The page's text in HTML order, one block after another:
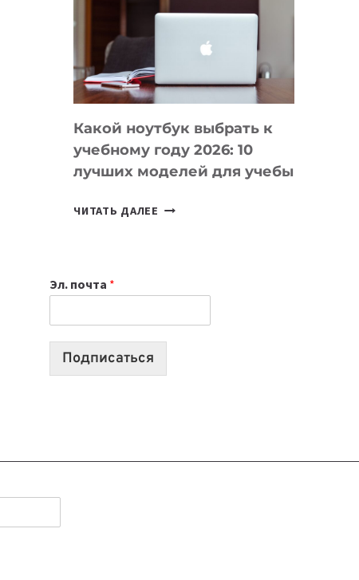
КОТОРЫЕ
СОЗДАВАТЬ
БЕЗ
КОДА
Какой ноутбук выбрать к
учебному году 2026: 10
лучших моделей для учебы
ЧИТАТЬ ДАЛЕЕ КАКОЙ
2026:
10
Эл. почта *
Подписаться